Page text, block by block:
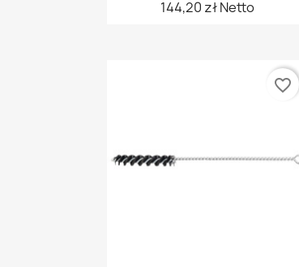
144,20 zł Netto
favorite_border